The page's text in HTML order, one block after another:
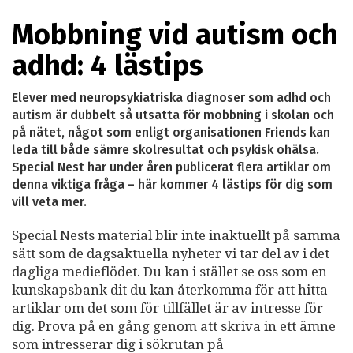
Mobbning vid autism och
adhd: 4 lästips
Elever med neuropsykiatriska diagnoser som adhd och
autism är dubbelt så utsatta för mobbning i skolan och
på nätet, något som enligt organisationen Friends kan
leda till både sämre skolresultat och psykisk ohälsa.
Special Nest har under åren publicerat flera artiklar om
denna viktiga fråga – här kommer 4 lästips för dig som
vill veta mer.
Special Nests material blir inte inaktuellt på samma
sätt som de dagsaktuella nyheter vi tar del av i det
dagliga medieflödet. Du kan i stället se oss som en
kunskapsbank dit du kan återkomma för att hitta
artiklar om det som för tillfället är av intresse för
dig. Prova på en gång genom att skriva in ett ämne
som intresserar dig i sökrutan på